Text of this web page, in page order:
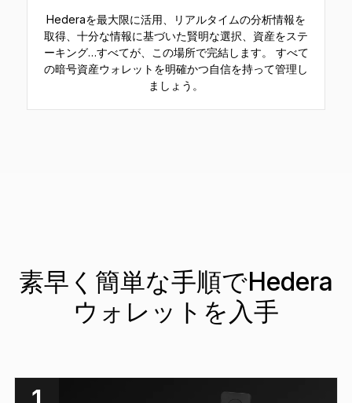
Hederaを最大限に活用、リアルタイムの分析情報を
取得、十分な情報に基づいた賢明な選択、資産をステ
ーキング…すべてが、この場所で完結します。 すべて
の暗号資産ウォレットを明確かつ自信を持って管理し
ましょう。
素早く簡単な手順でHedera
ウォレットを入手